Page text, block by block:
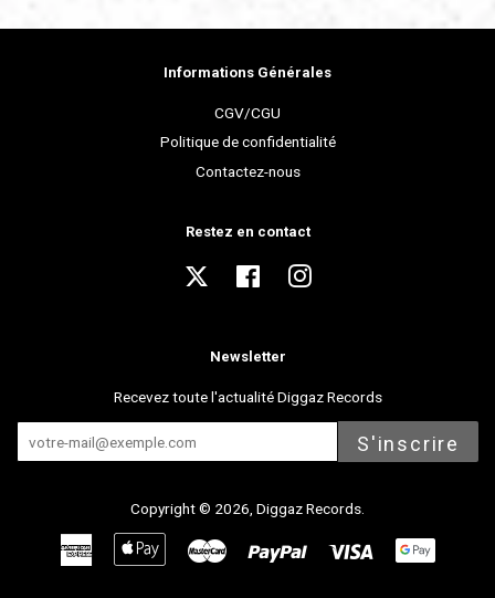
Informations Générales
CGV/CGU
Politique de confidentialité
Contactez-nous
Restez en contact
Twitter FacebookInstagram
Newsletter
Recevez toute l'actualité Diggaz Records
S'inscrire
Copyright © 2026, Diggaz Records
American
Express
Apple
Pay
Master Paypal Visa